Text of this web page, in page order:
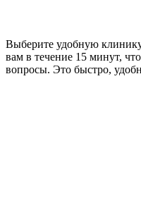
Выберите удобную
вам в течение 15 минут,
вопросы. Это быстро,